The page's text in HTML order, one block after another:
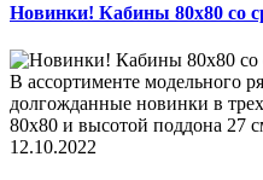
Новинки! Кабины 80x80 со
В ассортименте модельного
долгожданные новинки в
80x80 и высотой поддона 27
12.10.2022